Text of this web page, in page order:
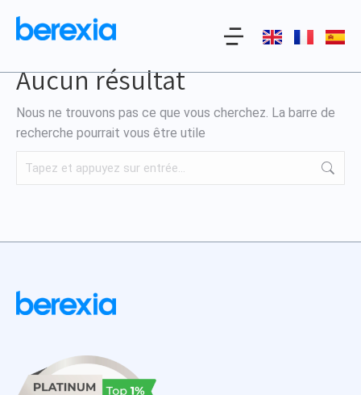
Aucun résultat
Nous ne trouvons pas ce que vous cherchez. La barre de
recherche pourrait vous être utile